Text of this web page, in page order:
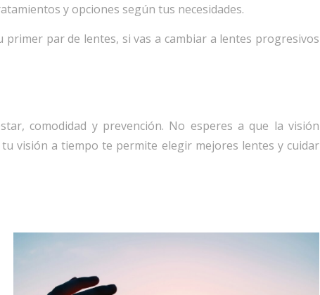
y opciones según tus necesidades.
par de lentes, si vas a cambiar a lentes progresivos
comodidad y prevención. No esperes a que la visión
visión a tiempo te permite elegir mejores lentes y cuidar